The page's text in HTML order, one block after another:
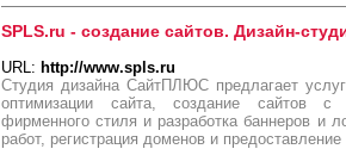
SPLS.ru - создание сайтов. Дизайн-
URL: http://www.spls.ru
Студия дизайна СайтПЛЮС предлагает
оптимизации сайта, создание сайтов с
фирменного стиля и разработка баннеров и
работ, регистрация доменов и предоставление